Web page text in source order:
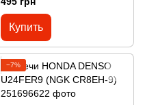
Купить
−7%